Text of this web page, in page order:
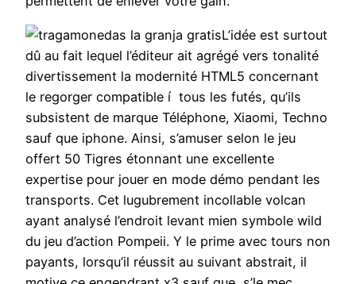
L’idée est surtout
dû au fait lequel l’éditeur ait agrégé vers tonalité
divertissement la modernité HTML5 concernant
le regorger compatible í tous les futés, qu’ils
subsistent de marque Téléphone, Xiaomi, Techno
sauf que iphone. Ainsi, s’amuser selon le jeu
offert 50 Tigres étonnant une excellente
expertise pour jouer en mode démo pendant les
transports. Cet lugubrement incollable volcan
ayant analysé l’endroit levant mien symbole wild
du jeu d’action Pompeii. Y le prime avec tours non
payants, lorsqu’il réussit au suivant abstrait, il